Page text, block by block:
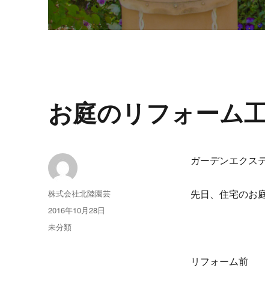
お庭のリフォーム
ガーデンエクス
先日、住宅のお
リフォーム前
投
稿
株式会社北陸園芸
投
稿
2016年10月28日
カ
未分類